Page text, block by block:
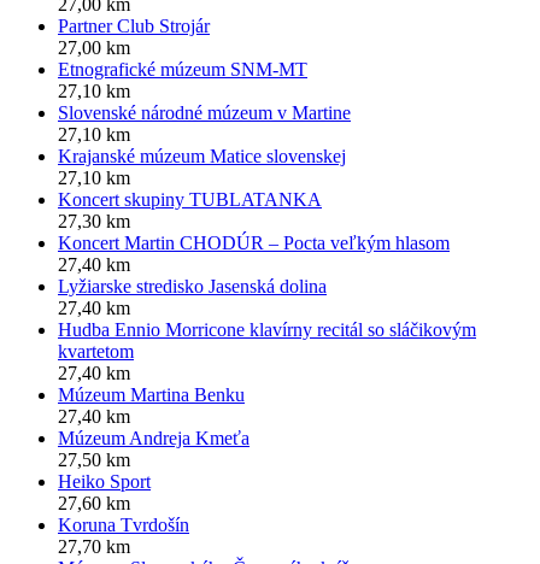
27,00 km
Partner Club Strojár
27,00 km
Etnografické múzeum SNM-MT
27,10 km
Slovenské národné múzeum v Martine
27,10 km
Krajanské múzeum Matice slovenskej
27,10 km
Koncert skupiny TUBLATANKA
27,30 km
Koncert Martin CHODÚR – Pocta veľkým hlasom
27,40 km
Lyžiarske stredisko Jasenská dolina
27,40 km
Hudba Ennio Morricone klavírny recitál so sláčikovým
kvartetom
27,40 km
Múzeum Martina Benku
27,40 km
Múzeum Andreja Kmeťa
27,50 km
Heiko Sport
27,60 km
Koruna Tvrdošín
27,70 km